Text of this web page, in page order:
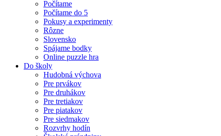
Počítame
Počítame do 5
Pokusy a experimenty
Rôzne
Slovensko
Spájame bodky
Online puzzle hra
Do školy
Hudobná výchova
Pre prvákov
Pre druhákov
Pre tretiakov
Pre piatakov
Pre siedmakov
Rozvrhy hodín